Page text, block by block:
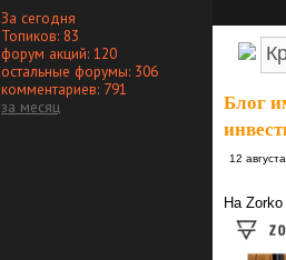
За сегодня
Топиков: 83
форум акций: 120
остальные форумы: 306
комментариев: 791
за месяц
Блог
12
На Zorko